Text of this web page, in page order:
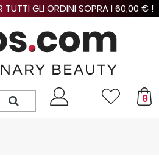
TUTTI GLI ORDINI SOPRA I 60,00 € !
0